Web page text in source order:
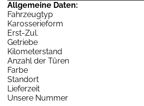
Allgemeine Daten:
Fahrzeugtyp
Karosserieform
Erst-Zul.
Getriebe
Kilometerstand
Anzahl der Türen
Farbe
Standort
Lieferzeit
Unsere Nummer